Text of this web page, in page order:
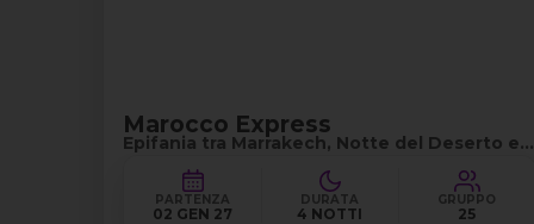
Marocco Express
Epifania tra Marrakech, Notte del Deserto e
PARTENZA
02 GEN 27
DURATA
4 NOTTI
GRUPPO
25